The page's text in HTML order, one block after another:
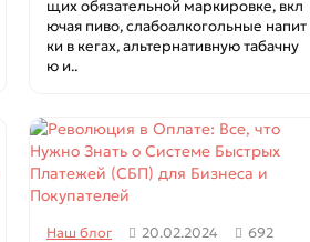
щих обязательной маркировке, вкл
ючая пиво, слабоалкогольные напит
ки в кегах, альтернативную табачну
ю и..
Наш блог 20.02.2024 692